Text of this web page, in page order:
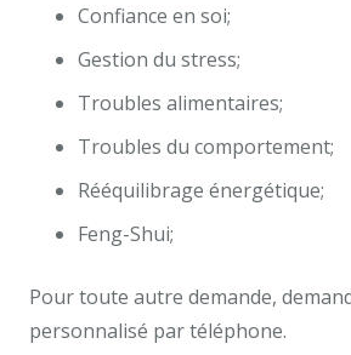
Confiance en soi;
Gestion du stress;
Troubles alimentaires;
Troubles du comportement;
Rééquilibrage énergétique;
Feng-Shui;
Pour toute autre demande,
personnalisé par téléphone.